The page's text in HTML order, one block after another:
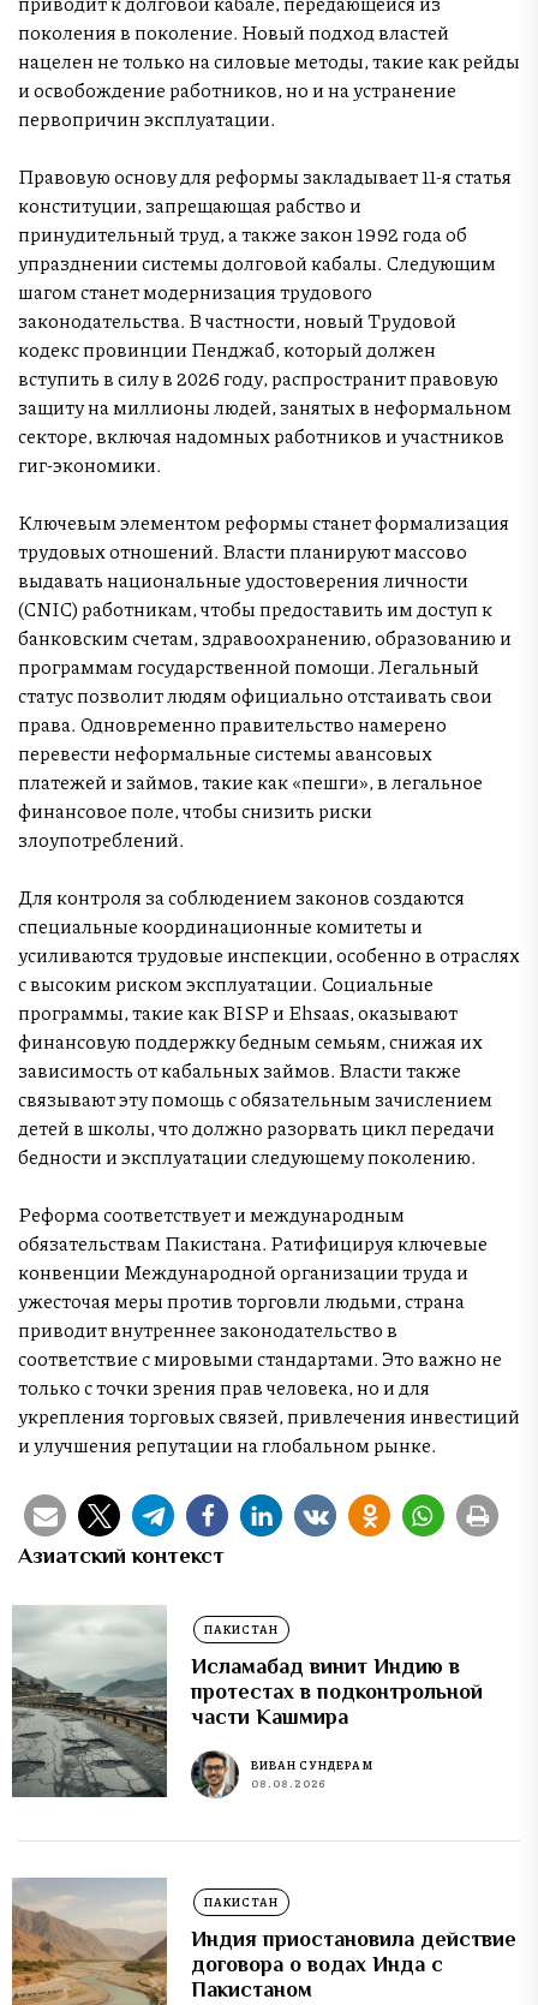
поколения в поколение. Новый подход властей
нацелен не только на силовые методы, такие как рейды
и освобождение работников, но и на устранение
первопричин эксплуатации.
Правовую основу для реформы закладывает 11-я статья
конституции, запрещающая рабство и
принудительный труд, а также закон 1992 года об
упразднении системы долговой кабалы. Следующим
шагом станет модернизация трудового
законодательства. В частности, новый Трудовой
кодекс провинции Пенджаб, который должен
вступить в силу в 2026 году, распространит правовую
защиту на миллионы людей, занятых в неформальном
секторе, включая надомных работников и участников
гиг-экономики.
Ключевым элементом реформы станет формализация
трудовых отношений. Власти планируют массово
выдавать национальные удостоверения личности
(CNIC) работникам, чтобы предоставить им доступ к
банковским счетам, здравоохранению, образованию и
программам государственной помощи. Легальный
статус позволит людям официально отстаивать свои
права. Одновременно правительство намерено
перевести неформальные системы авансовых
платежей и займов, такие как «пешги», в легальное
финансовое поле, чтобы снизить риски
злоупотреблений.
Для контроля за соблюдением законов создаются
специальные координационные комитеты и
усиливаются трудовые инспекции, особенно в отраслях
с высоким риском эксплуатации. Социальные
программы, такие как BISP и Ehsaas, оказывают
финансовую поддержку бедным семьям, снижая их
зависимость от кабальных займов. Власти также
связывают эту помощь с обязательным зачислением
детей в школы, что должно разорвать цикл передачи
бедности и эксплуатации следующему поколению.
Реформа соответствует и международным
обязательствам Пакистана. Ратифицируя ключевые
конвенции Международной организации труда и
ужесточая меры против торговли людьми, страна
приводит внутреннее законодательство в
соответствие с мировыми стандартами. Это важно не
только с точки зрения прав человека, но и для
укрепления торговых связей, привлечения инвестиций
и улучшения репутации на глобальном рынке.
Азиатский контекст
ПАКИСТАН
Исламабад винит Индию в
протестах в подконтрольной
части Кашмира
ВИВАН СУНДЕРАМ
08.08.2026
ПАКИСТАН
Индия приостановила действие
договора о водах Инда с
Пакистаном